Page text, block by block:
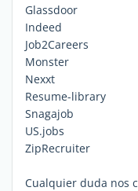
Glassdoor
Indeed
Job2Careers
Monster
Nexxt
Resume-library
Snagajob
US.jobs
ZipRecruiter
Cualquier duda nos